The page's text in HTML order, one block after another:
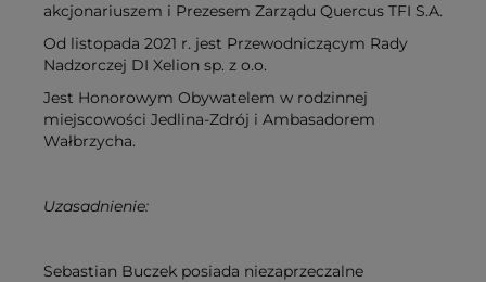
akcjonariuszem i Prezesem Zarządu Quercus TFI S.A.
Od listopada 2021 r. jest Przewodniczącym Rady
Nadzorczej DI Xelion sp. z o.o.
Jest Honorowym Obywatelem w rodzinnej
miejscowości Jedlina-Zdrój i Ambasadorem
Wałbrzycha.
Uzasadnienie:
Sebastian Buczek posiada niezaprzeczalne